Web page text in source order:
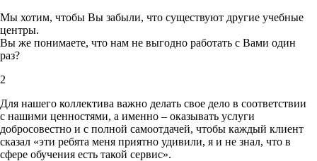
Мы хотим, чтобы Вы забыли, что существуют другие учебные
центры.
Вы же понимаете, что нам не выгодно работать с Вами один
раз?
2
Для нашего коллектива важно делать свое дело в соответствии
с нашими ценностями, а именно – оказывать услуги
добросовестно и с полной самоотдачей, чтобы каждый клиент
сказал «эти ребята меня приятно удивили, я и не знал, что в
сфере обучения есть такой сервис».